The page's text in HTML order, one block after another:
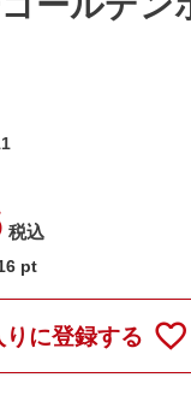
税込
pt
りに登録する